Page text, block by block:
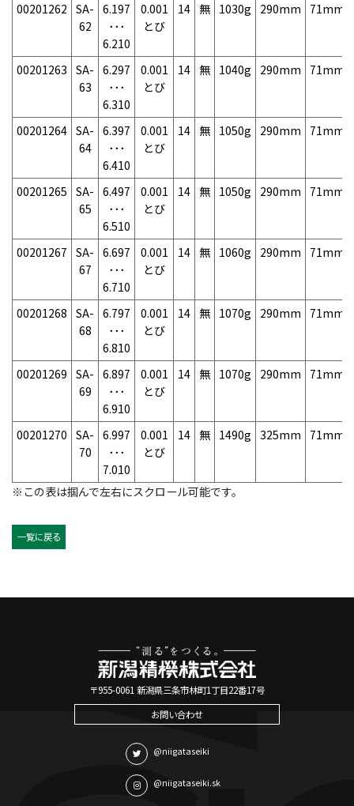
00201262 SA-
62
6.197
･･･
6.210
0.001
とび
14 無 1030g 290mm 71mm
00201263 SA-
63
6.297
･･･
6.310
0.001
とび
14 無 1040g 290mm 71mm
00201264 SA-
64
6.397
･･･
6.410
0.001
とび
14 無 1050g 290mm 71mm
00201265 SA-
65
6.497
･･･
6.510
0.001
とび
14 無 1050g 290mm 71mm
00201267 SA-
67
6.697
･･･
6.710
0.001
とび
14 無 1060g 290mm 71mm
00201268 SA-
68
6.797
･･･
6.810
0.001
とび
14 無 1070g 290mm 71mm
00201269 SA-
69
6.897
･･･
6.910
0.001
とび
14 無 1070g 290mm 71mm
00201270 SA-
70
6.997
･･･
7.010
0.001
とび
14 無 1490g 325mm 71mm
※この表は掴んで左右にスクロール可能です。
一覧に戻る
〒955-0061 新潟県三条市林町1丁目22番17号
お問い合わせ
@niigataseiki
@niigataseiki.sk